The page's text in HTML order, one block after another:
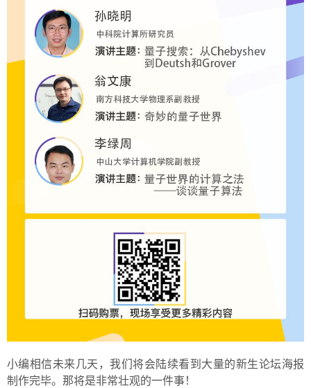
小编相信未来几天，我们将会陆续看到大量的新生论坛海报
制作完毕。那将是非常壮观的一件事！